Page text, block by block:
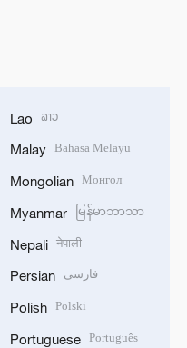
Lao ລາວ
Malay Bahasa Melayu
Mongolian Монгол
Myanmar မြန်မာဘာသာ
Nepali नेपाली
Persian فارسی
Polish Polski
Portuguese Português